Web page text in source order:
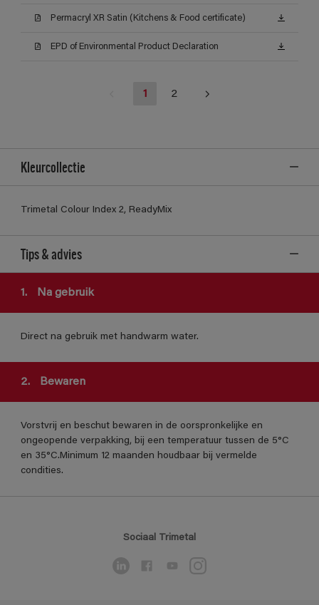
Permacryl XR Satin (Kitchens & Food certificate)
EPD of Environmental Product Declaration
1 2
Kleurcollectie
Trimetal Colour Index 2, ReadyMix
Tips & advies
1. Na gebruik
Direct na gebruik met handwarm water.
2. Bewaren
Vorstvrij en beschut bewaren in de oorspronkelijke en
ongeopende verpakking, bij een temperatuur tussen de 5°C
en 35°C.Minimum 12 maanden houdbaar bij vermelde
condities.
Sociaal Trimetal